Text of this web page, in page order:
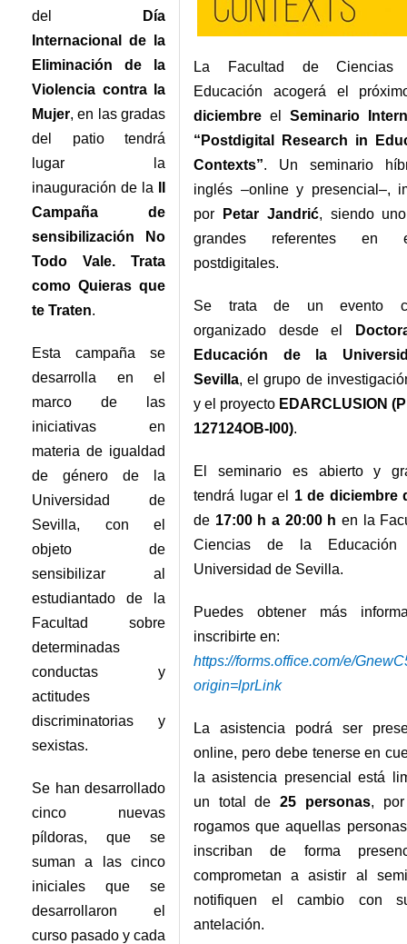
del
Día
Internacional de la
Eliminación de la
Violencia contra la
Mujer, en las gradas
del patio tendrá
lugar la
inauguración de la
Campaña de
sensibilización No
Todo Vale. Trata
como Quieras que
te Traten.
Esta campaña se
desarrolla en el
marco de las
iniciativas en
materia de igualdad
de género de la
Universidad de
Sevilla, con el
objeto de
sensibilizar al
estudiantado de la
Facultad sobre
determinadas
conductas y
actitudes
discriminatorias y
sexistas.
Se han desarrollado
cinco nuevas
píldoras, que se
suman a las cinco
iniciales que se
desarrollaron el
curso pasado y cada
La Facultad de
Educación acogerá el
diciembre el Seminario
“Postdigital Research in
Contexts”. Un seminario
inglés –online y presencial–,
por
Petar Jandrić, siendo
grandes referentes en
postdigitales.
Se trata de un evento
organizado desde el
Educación de la
Sevilla, el grupo de
y el proyecto EDARCLUSION
127124OB-I00).
El seminario es abierto y
tendrá lugar el 1 de diciembre
de 17:00 h a 20:00 h en la
Ciencias de la
Universidad de Sevilla.
Puedes obtener más
inscribirte en:
https://forms.office.com/e/
origin=lprLink
La asistencia podrá ser
online, pero debe tenerse en
la asistencia presencial está
un total de25 personas,
rogamos que aquellas
inscriban de forma
comprometan a asistir al
notifiquen el cambio con
antelación.